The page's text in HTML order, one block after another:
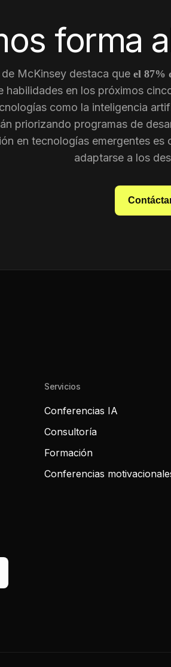
forma
McKinsey destaca que el 87%
habilidades en los próximos
como la inteligencia
priorizando programas de
en tecnologías emergentes
adaptarse a los
Servicios
Conferencias IA
Consultoría
Formación
Conferencias